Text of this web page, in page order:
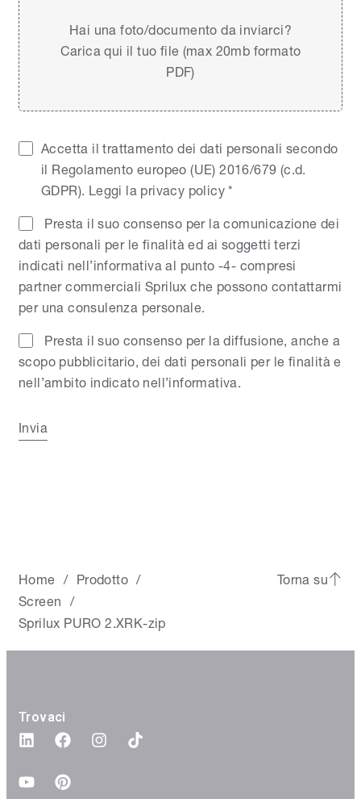
Hai una foto/documento da inviarci?
Carica qui il tuo file (max 20mb formato
PDF)
Accetta il trattamento dei dati personali secondo
il Regolamento europeo (UE) 2016/679 (c.d.
GDPR). Leggi la privacy policy*
Presta il suo consenso per la comunicazione dei
dati personali per le finalità ed ai soggetti terzi
indicati nell’informativa al punto -4- compresi
partner commerciali Sprilux che possono contattarmi
per una consulenza personale.
Presta il suo consenso per la diffusione, anche a
scopo pubblicitario, dei dati personali per le finalità e
nell’ambito indicato nell’informativa.
Invia
Home / Prodotto /
Screen /
Sprilux PURO 2.XRK-zip
Torna su
Trovaci